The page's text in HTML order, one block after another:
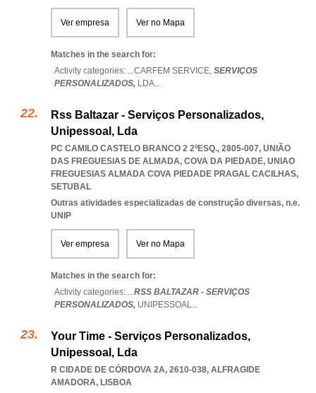
Ver empresa Ver no Mapa
Matches in the search for:
Activity categories: ...CARFEM SERVICE, SERVIÇOS
PERSONALIZADOS, LDA...
Rss Baltazar - Serviços Personalizados,
Unipessoal, Lda
PC CAMILO CASTELO BRANCO 2 2ºESQ., 2805-007, UNIÃO
DAS FREGUESIAS DE ALMADA, COVA DA PIEDADE, UNIAO
FREGUESIAS ALMADA COVA PIEDADE PRAGAL CACILHAS,
SETUBAL
Outras atividades especializadas de construção diversas, n.e.
UNIP
Ver empresa Ver no Mapa
Matches in the search for:
Activity categories: ...RSS BALTAZAR - SERVIÇOS
PERSONALIZADOS, UNIPESSOAL...
Your Time - Serviços Personalizados,
Unipessoal, Lda
R CIDADE DE CÓRDOVA 2A, 2610-038, ALFRAGIDE
AMADORA, LISBOA